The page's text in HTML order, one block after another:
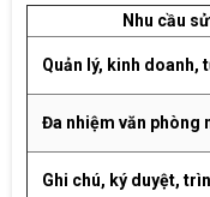
Nhu cầu
Quản lý, kinh doanh,
Đa nhiệm văn phòng
Ghi chú, ký duyệt,